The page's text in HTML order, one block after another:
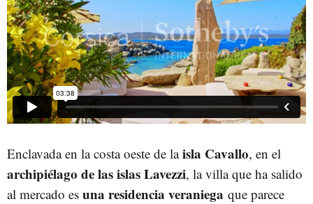
Enclavada en la costa oeste de laisla Cavallo, en el
archipiélago de las islas Lavezzi, la villa que ha salido
al mercado es una residencia veraniega que parece